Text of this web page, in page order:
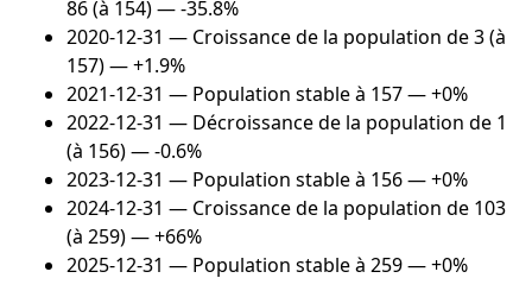
86 (à 154) — -35.8%
2020-12-31 — Croissance de la population de 3 (à
157) — +1.9%
2021-12-31 — Population stable à 157 — +0%
2022-12-31 — Décroissance de la population de 1
(à 156) — -0.6%
2023-12-31 — Population stable à 156 — +0%
2024-12-31 — Croissance de la population de 103
(à 259) — +66%
2025-12-31 — Population stable à 259 — +0%